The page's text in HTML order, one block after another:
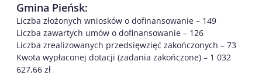
Gmina Pieńsk:
Liczba złożonych wniosków o dofinansowanie – 149
Liczba zawartych umów o dofinansowanie – 126
Liczba zrealizowanych przedsięwzięć zakończonych – 73
Kwota wypłaconej dotacji (zadania zakończone) – 1 032
627,66 zł